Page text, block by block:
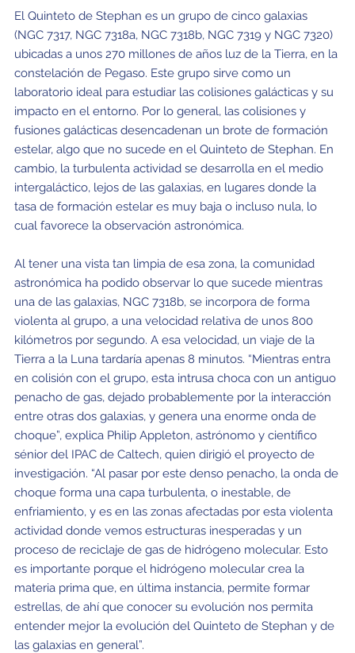
El Quinteto de Stephan es un grupo de cinco galaxias
(NGC 7317, NGC 7318a, NGC 7318b, NGC 7319 y NGC 7320)
ubicadas a unos 270 millones de años luz de la Tierra, en la
constelación de Pegaso. Este grupo sirve como un
laboratorio ideal para estudiar las colisiones galácticas y su
impacto en el entorno. Por lo general, las colisiones y
fusiones galácticas desencadenan un brote de formación
estelar, algo que no sucede en el Quinteto de Stephan. En
cambio, la turbulenta actividad se desarrolla en el medio
intergaláctico, lejos de las galaxias, en lugares donde la
tasa de formación estelar es muy baja o incluso nula, lo
cual favorece la observación astronómica.
Al tener una vista tan limpia de esa zona, la comunidad
astronómica ha podido observar lo que sucede mientras
una de las galaxias, NGC 7318b, se incorpora de forma
violenta al grupo, a una velocidad relativa de unos 800
kilómetros por segundo. A esa velocidad, un viaje de la
Tierra a la Luna tardaría apenas 8 minutos. “Mientras entra
en colisión con el grupo, esta intrusa choca con un antiguo
penacho de gas, dejado probablemente por la interacción
entre otras dos galaxias, y genera una enorme onda de
choque”, explica Philip Appleton, astrónomo y científico
sénior del IPAC de Caltech, quien dirigió el proyecto de
investigación. “Al pasar por este denso penacho, la onda de
choque forma una capa turbulenta, o inestable, de
enfriamiento, y es en las zonas afectadas por esta violenta
actividad donde vemos estructuras inesperadas y un
proceso de reciclaje de gas de hidrógeno molecular. Esto
es importante porque el hidrógeno molecular crea la
materia prima que, en última instancia, permite formar
estrellas, de ahí que conocer su evolución nos permita
entender mejor la evolución del Quinteto de Stephan y de
las galaxias en general”.